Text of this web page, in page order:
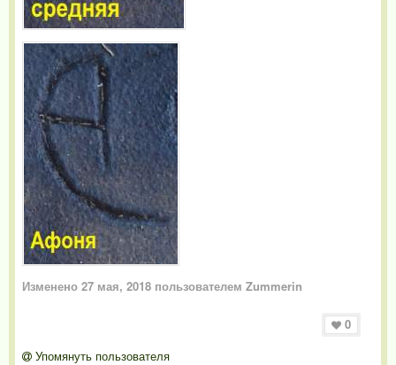
Изменено 27 мая, 2018 пользователем Zummerin
0
Упомянуть пользователя